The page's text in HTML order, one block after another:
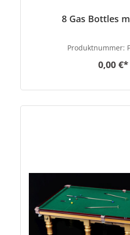
8 Gas Bottles
Produktnummer:
0,00 €*